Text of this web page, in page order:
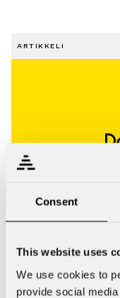
Consent
This website uses
We use cookies to
provide social
ARTIKKELI
Hae töihin PLP-
Dopinglinkkiin haetaan
LÄHETTILÄSTÄ